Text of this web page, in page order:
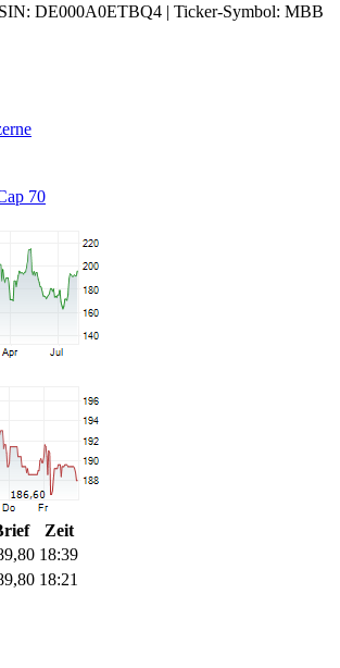
DE000A0ETBQ4 | Ticker-Symbol: MBB
70
Zeit
18:39
18:21